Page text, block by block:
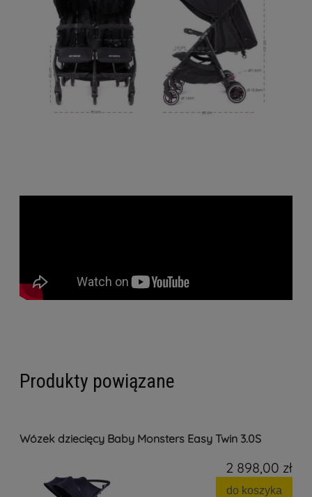
Produkty powiązane
Wózek dziecięcy Baby Monsters Easy Twin 3.0S
2 898,00 zł
do koszyka